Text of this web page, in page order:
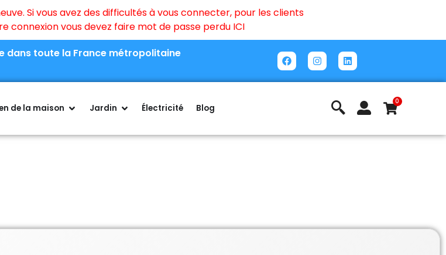
Si vous avez des difficultés à vous connecter, pour les clients
connexion vous devez faire mot de passe perdu ICI
dans toute la France métropolitaine
de la maison Jardin Électricité Blog
0